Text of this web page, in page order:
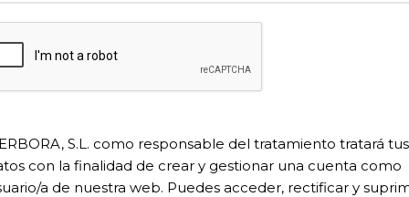
S.L. como responsable del tratamiento tratará tus
con la finalidad de crear y gestionar una cuenta como
a de nuestra web. Puedes acceder, rectificar y